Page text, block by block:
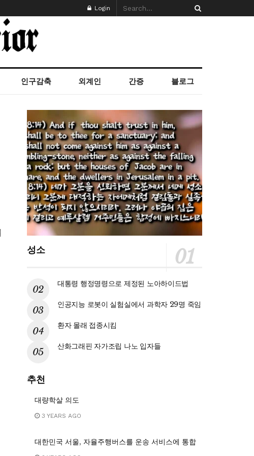
Login
인구감축 외계인 간증 블로그
성소
대통령 행정명령으로 제정된 노아하이드법
인공지능 로봇이 실험실에서 과학자 29명 죽임
환자 몰래 접종시킴
산화그래핀 자가조립 나노 입자들
추천
대량학살 의도
3 YEARS AGO
대한민국 서울, 자율주행버스를 운송 서비스에 통합